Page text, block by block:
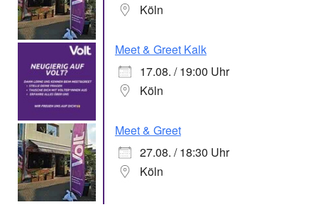
Köln
Meet & Greet Kalk
17.08. / 19:00 Uhr
Köln
Meet & Greet
27.08. / 18:30 Uhr
Köln